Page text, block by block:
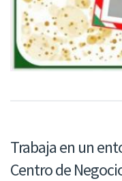
Trabaja en un
Centro de